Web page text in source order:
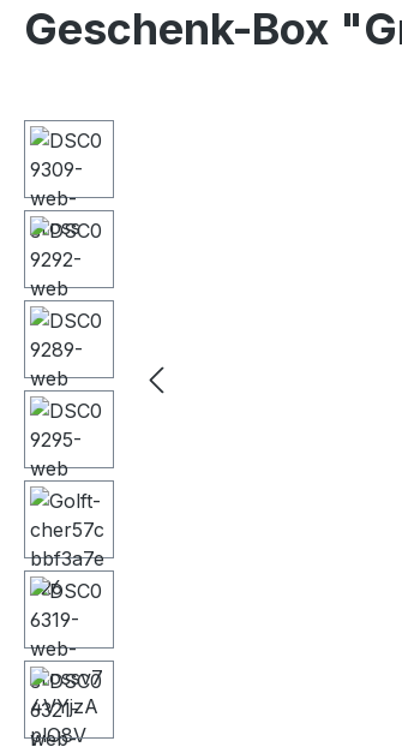
Geschenk-Box
Bildergalerie überspringen